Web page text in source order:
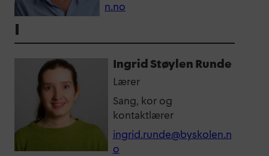
n.no
I
Ingrid Støylen Runde
Lærer
Sang, kor og
kontaktlærer
ingrid.runde@byskolen.n
o